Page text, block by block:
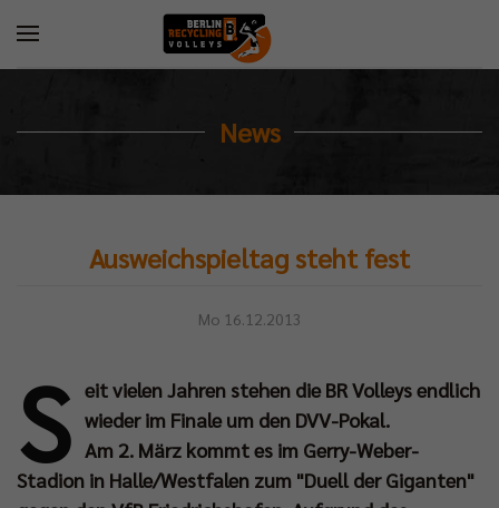
News
Ausweichspieltag steht fest
Mo 16.12.2013
S eit vielen Jahren stehen die BR Volleys endlich
wieder im Finale um den DVV-Pokal.
Am 2. März kommt es im Gerry-Weber-
Stadion in Halle/Westfalen zum "Duell der Giganten"